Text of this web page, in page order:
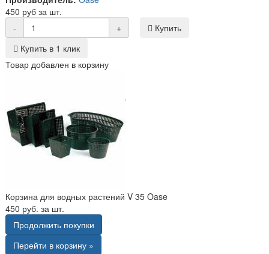
450 руб за шт.
-
+
Купить
Купить в 1 клик
Товар добавлен в корзину
Корзина для водных растений V 35 Oase
450 руб. за шт.
Продолжить покупки
Перейти в корзину »